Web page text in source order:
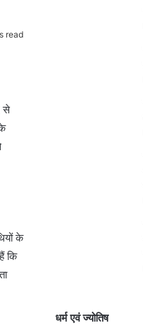
read
से
के
कि
धर्म एवं ज्योतिष